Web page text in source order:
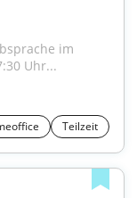
im
Uhr...
Teilzeit